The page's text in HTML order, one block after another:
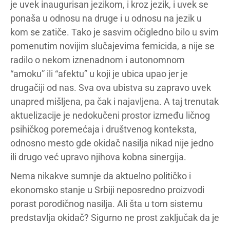
je uvek inaugurisan jezikom, i kroz jezik, i uvek se
ponaša u odnosu na druge i u odnosu na jezik u
kom se zatiče. Tako je sasvim očigledno bilo u svim
pomenutim novijim slučajevima femicida, a nije se
radilo o nekom iznenadnom i autonomnom
“amoku” ili “afektu” u koji je ubica upao jer je
drugačiji od nas. Sva ova ubistva su zapravo uvek
unapred mišljena, pa čak i najavljena. A taj trenutak
aktuelizacije je nedokučeni prostor između ličnog
psihičkog poremećaja i društvenog konteksta,
odnosno mesto gde okidač nasilja nikad nije jedno
ili drugo već upravo njihova kobna sinergija.
Nema nikakve sumnje da aktuelno političko i
ekonomsko stanje u Srbiji neposredno proizvodi
porast porodičnog nasilja. Ali šta u tom sistemu
predstavlja okidač? Sigurno ne prost zaključak da je